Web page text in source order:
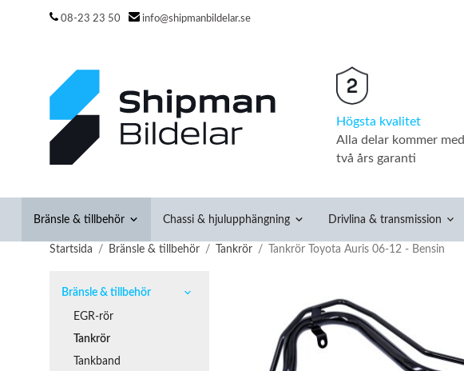
08-23 23 50 info@shipmanbildelar.se
Högsta kvalitet
Alla delar kommer med
två års garanti
Bränsle & tillbehör Chassi & hjulupphängning Drivlina & transmission
Startsida / Bränsle & tillbehör / Tankrör / Tankrör Toyota Auris 06-12 - Bensin
Bränsle & tillbehör
EGR-rör
Tankrör
Tankband